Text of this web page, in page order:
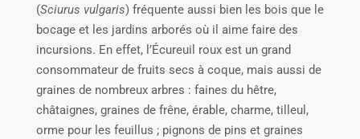
(Sciurus vulgaris) fréquente aussi bien les bois que le
bocage et les jardins arborés où il aime faire des
incursions. En effet, l’Écureuil roux est un grand
consommateur de fruits secs à coque, mais aussi de
graines de nombreux arbres : faines du hêtre,
châtaignes, graines de frêne, érable, charme, tilleul,
orme pour les feuillus ; pignons de pins et graines